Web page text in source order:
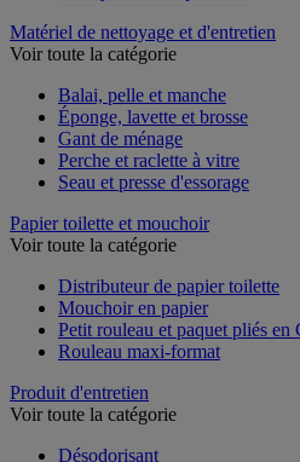
Matériel de nettoyage et d'entretien
Balai, pelle et manche
Éponge, lavette et brosse
Gant de ménage
Perche et raclette à vitre
Papier toilette et mouchoir
Distributeur de papier toilette
Mouchoir en papier
Petit rouleau et paquet pliés en C
Produit d'entretien